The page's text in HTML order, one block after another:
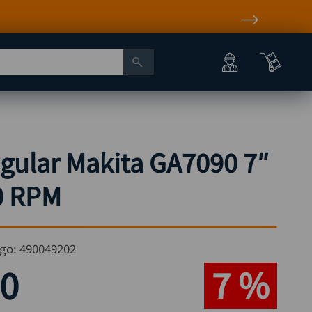
Makita GA7090 7″
490049202
7 %